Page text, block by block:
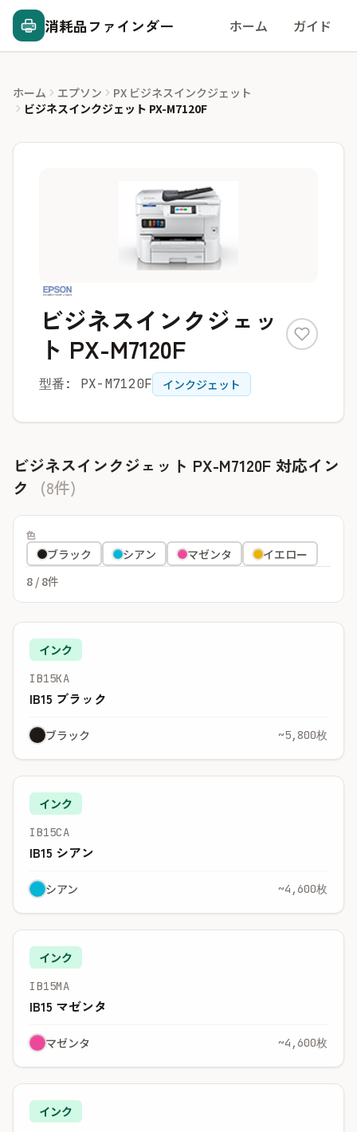
消耗品ファインダー ホーム ガイド
ホーム エプソン
PX ビジネスインクジェット
ビジネスインクジェット PX-M7120F
ビジネスインクジェッ
ト PX-M7120F
型番: PX-M7120F インクジェット
ビジネスインクジェット PX-M7120F 対応イン
ク
(8件)
色
ブラック シアン マゼンタ
イエロー
8 / 8件
インク
IB15KA
IB15 ブラック
ブラック ~5,800枚
インク
IB15CA
IB15 シアン
シアン ~4,600枚
インク
IB15MA
IB15 マゼンタ
マゼンタ ~4,600枚
インク